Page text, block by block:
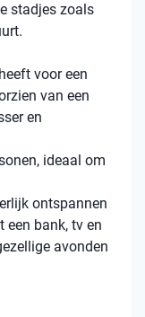
stadjes zoals
voor een
van een
en
ideaal om
ontspannen
een bank, tv en
avonden